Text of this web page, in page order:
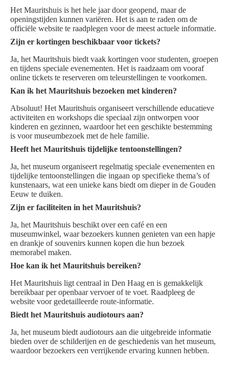
Het Mauritshuis is het hele jaar door geopend, maar de
openingstijden kunnen variëren. Het is aan te raden om de
officiële website te raadplegen voor de meest actuele informatie.
Zijn er kortingen beschikbaar voor tickets?
Ja, het Mauritshuis biedt vaak kortingen voor studenten, groepen
en tijdens speciale evenementen. Het is raadzaam om vooraf
online tickets te reserveren om teleurstellingen te voorkomen.
Kan ik het Mauritshuis bezoeken met kinderen?
Absoluut! Het Mauritshuis organiseert verschillende educatieve
activiteiten en workshops die speciaal zijn ontworpen voor
kinderen en gezinnen, waardoor het een geschikte bestemming
is voor museumbezoek met de hele familie.
Heeft het Mauritshuis tijdelijke tentoonstellingen?
Ja, het museum organiseert regelmatig speciale evenementen en
tijdelijke tentoonstellingen die ingaan op specifieke thema’s of
kunstenaars, wat een unieke kans biedt om dieper in de Gouden
Eeuw te duiken.
Zijn er faciliteiten in het Mauritshuis?
Ja, het Mauritshuis beschikt over een café en een
museumwinkel, waar bezoekers kunnen genieten van een hapje
en drankje of souvenirs kunnen kopen die hun bezoek
memorabel maken.
Hoe kan ik het Mauritshuis bereiken?
Het Mauritshuis ligt centraal in Den Haag en is gemakkelijk
bereikbaar per openbaar vervoer of te voet. Raadpleeg de
website voor gedetailleerde route-informatie.
Biedt het Mauritshuis audiotours aan?
Ja, het museum biedt audiotours aan die uitgebreide informatie
bieden over de schilderijen en de geschiedenis van het museum,
waardoor bezoekers een verrijkende ervaring kunnen hebben.